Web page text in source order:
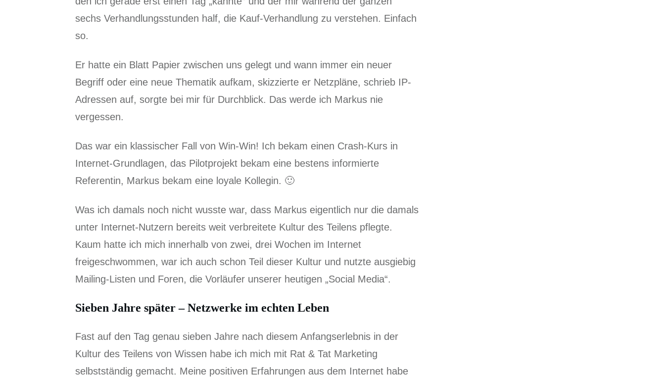
sechs Verhandlungsstunden half, die Kauf-Verhandlung zu verstehen. Einfach
so.
Er hatte ein Blatt Papier zwischen uns gelegt und wann immer ein neuer
Begriff oder eine neue Thematik aufkam, skizzierte er Netzpläne, schrieb IP-
Adressen auf, sorgte bei mir für Durchblick. Das werde ich Markus nie
vergessen.
Das war ein klassischer Fall von Win-Win! Ich bekam einen Crash-Kurs in
Internet-Grundlagen, das Pilotprojekt bekam eine bestens informierte
Referentin, Markus bekam eine loyale Kollegin. 🙂
Was ich damals noch nicht wusste war, dass Markus eigentlich nur die damals
unter Internet-Nutzern bereits weit verbreitete Kultur des Teilens pflegte.
Kaum hatte ich mich innerhalb von zwei, drei Wochen im Internet
freigeschwommen, war ich auch schon Teil dieser Kultur und nutzte ausgiebig
Mailing-Listen und Foren, die Vorläufer unserer heutigen „Social Media“.
Sieben Jahre später – Netzwerke im echten Leben
Fast auf den Tag genau sieben Jahre nach diesem Anfangserlebnis in der
Kultur des Teilens von Wissen habe ich mich mit Rat & Tat Marketing
selbstständig gemacht. Meine positiven Erfahrungen aus dem Internet habe